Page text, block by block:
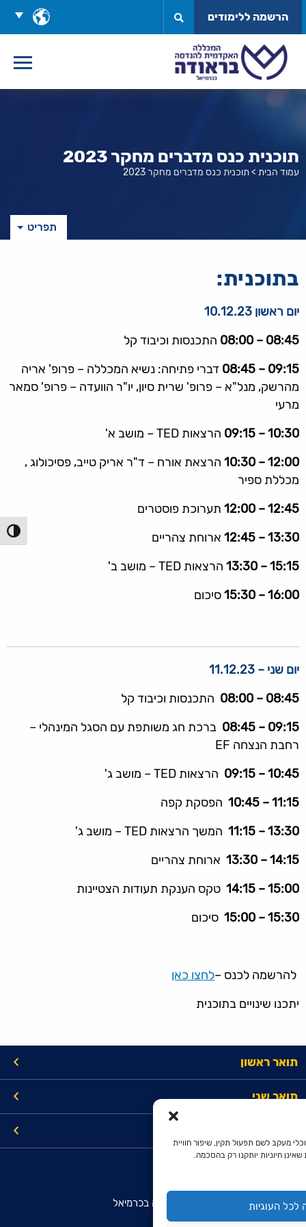
מעקב לשם תפעול תקין, שיפור חוויית
חיוניות יותקנו רק בהסכמה.
העוגיות
לתוכן
בחר
שפה
הרשמה ללימודים
תוכנית כנס מדברים מחקר 2023
עמוד הבית >תוכנית כנס מדברים מחקר 2023
תפריט
בתוכנית:
יום ראשון 10.12.23
08:45 – 08:00
התכנסות וכיבוד קל
09:15 – 08:45
דברי פתיחה: נשיא המכללה – פרופ' אריה
מהרשק, מנל"א – פרופ' שרית סיון, יו"ר הוועדה – פרופ' סמאר
מרעי
10:30 – 09:15
הרצאות TED – מושב א'
12:00 – 10:30
הרצאת אורח – ד"ר אריק טייב, פסיכולוג ,
מכללת ספיר
12:45 – 12:00
תערוכת פוסטרים
13:30 – 12:45
ארוחת צהריים
15:15 – 13:30
הרצאות TED – מושב ב'
16:00 – 15:30
סיכום
יום שני – 11.12.23
08:45 – 08:00
התכנסות וכיבוד קל
09:15 – 08:45
ברכת חג משותפת עם הסגל המינהלי –
רחבת הנצחה EF
10:45 – 09:15
הרצאות TED – מושב ג'
11:15 – 10:45
הפסקת קפה
13:30 – 11:15
המשך הרצאות TED – מושב ג'
14:15 – 13:30
ארוחת צהריים
15:00 – 14:15
טקס הענקת תעודות הצטיינות
15:30 – 15:00
סיכום
להרשמה לכנס –לחצו כאן
יתכנו שינויים בתוכנית
תואר ראשון
תואר שני
המכללה האקדמית להנדסה בראודה בכרמיאל
רח' סנונית 51, ת.ד. 78